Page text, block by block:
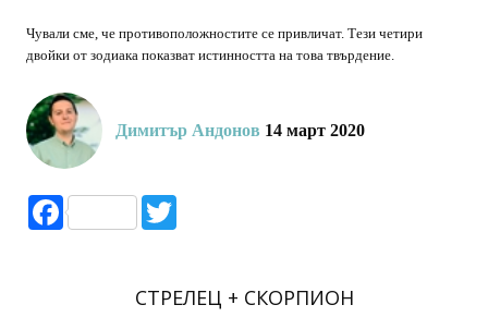
Чували сме, че противоположностите се привличат. Тези четири
двойки от зодиака показват истинността на това твърдение.
Димитър Андонов 14 март 2020
Facebook
СТРЕЛЕЦ + СКОРПИОН